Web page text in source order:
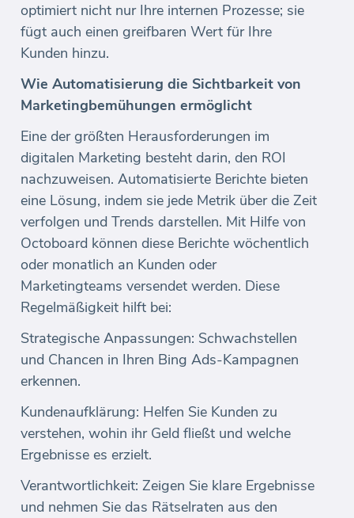
optimiert nicht nur Ihre internen Prozesse; sie
fügt auch einen greifbaren Wert für Ihre
Kunden hinzu.
Wie Automatisierung die Sichtbarkeit von
Marketingbemühungen ermöglicht
Eine der größten Herausforderungen im
digitalen Marketing besteht darin, den ROI
nachzuweisen. Automatisierte Berichte bieten
eine Lösung, indem sie jede Metrik über die Zeit
verfolgen und Trends darstellen. Mit Hilfe von
Octoboard können diese Berichte wöchentlich
oder monatlich an Kunden oder
Marketingteams versendet werden. Diese
Regelmäßigkeit hilft bei:
Strategische Anpassungen: Schwachstellen
und Chancen in Ihren Bing Ads-Kampagnen
erkennen.
Kundenaufklärung: Helfen Sie Kunden zu
verstehen, wohin ihr Geld fließt und welche
Ergebnisse es erzielt.
Verantwortlichkeit: Zeigen Sie klare Ergebnisse
und nehmen Sie das Rätselraten aus den